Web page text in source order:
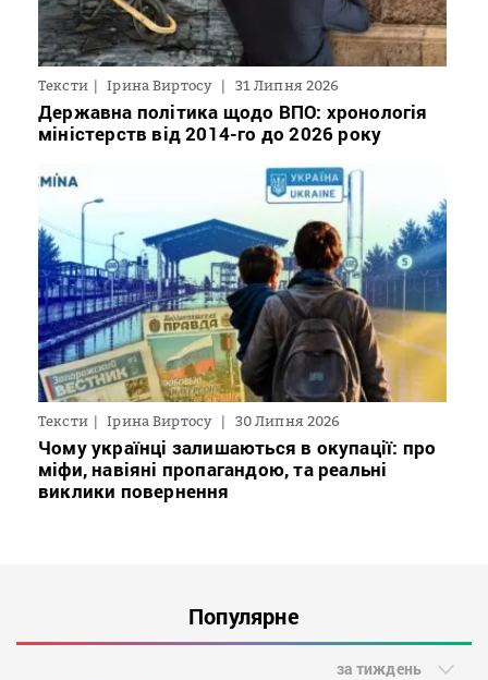
Тексти Ірина Виртосу 31 Липня 2026
Державна політика щодо ВПО: хронологія
міністерств від 2014-го до 2026 року
Тексти Ірина Виртосу 30 Липня 2026
Чому українці залишаються в окупації: про
міфи, навіяні пропагандою, та реальні
виклики повернення
Популярне
за тиждень